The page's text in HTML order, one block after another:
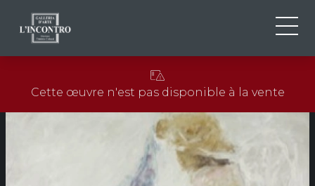
EN
FR
NEWS ED EVENTS
Cette œuvre n'est pas disponible à la vente